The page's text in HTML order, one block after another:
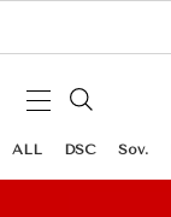
ALL DSC Sov.